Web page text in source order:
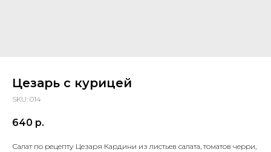
Цезарь с курицей
SKU: 014
640 р.
Салат по рецепту Цезаря Кардини из листьев салата, томатов черри,